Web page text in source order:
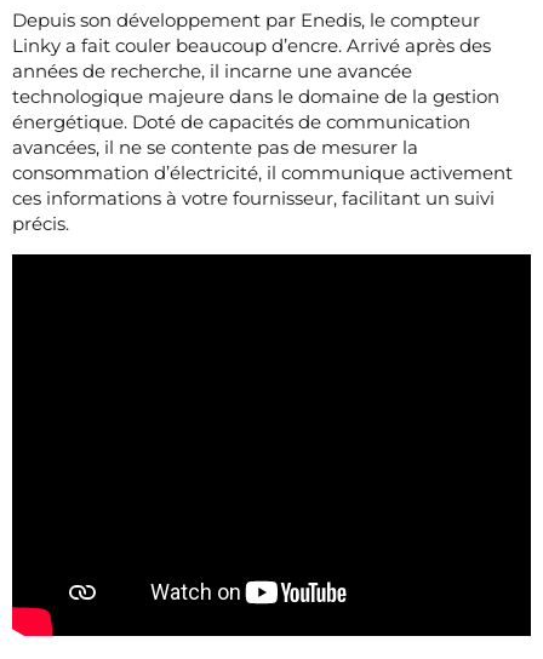
Depuis son développement par Enedis, le compteur
Linky a fait couler beaucoup d’encre. Arrivé après des
années de recherche, il incarne une avancée
technologique majeure dans le domaine de la gestion
énergétique. Doté de capacités de communication
avancées, il ne se contente pas de mesurer la
consommation d’électricité, il communique activement
ces informations à votre fournisseur, facilitant un suivi
précis.